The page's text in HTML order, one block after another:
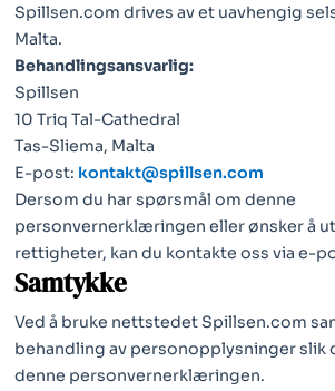
Spillsen.com drives av et uavhengig
Malta.
Behandlingsansvarlig:
Spillsen
10 Triq Tal-Cathedral
Tas-Sliema, Malta
E-post: kontakt@spillsen.com
Dersom du har spørsmål om denne
personvernerklæringen eller ønsker å
rettigheter, kan du kontakte oss via e-
Samtykke
Ved å bruke nettstedet Spillsen.com
behandling av personopplysninger slik
denne personvernerklæringen.